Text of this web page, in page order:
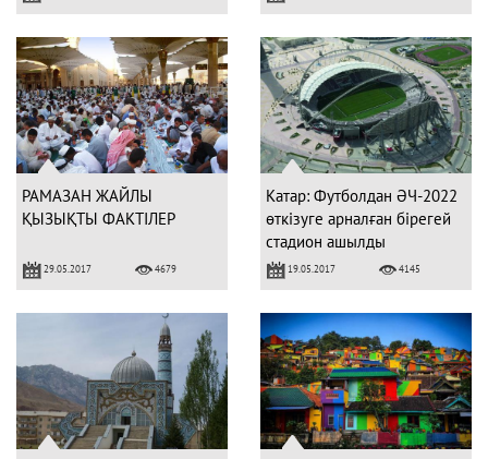
РАМАЗАН ЖАЙЛЫ
ҚЫЗЫҚТЫ ФАКТІЛЕР
29.05.2017 4679
Катар: Футболдан ӘЧ-2022
өткізуге арналған бірегей
стадион ашылды
19.05.2017 4145